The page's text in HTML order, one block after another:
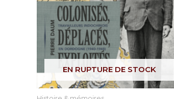
EN RUPTURE DE STOCK